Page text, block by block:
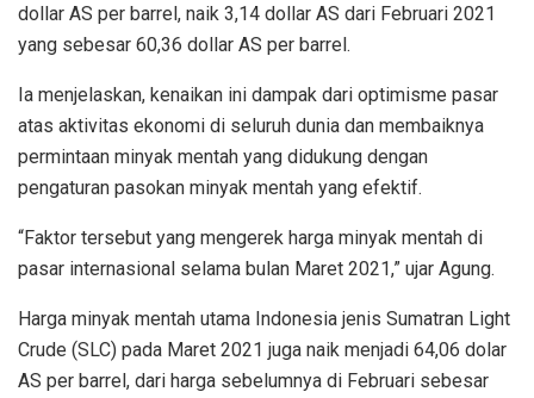
dollar AS per barrel, naik 3,14 dollar AS dari Februari 2021
yang sebesar 60,36 dollar AS per barrel.
Ia menjelaskan, kenaikan ini dampak dari optimisme pasar
atas aktivitas ekonomi di seluruh dunia dan membaiknya
permintaan minyak mentah yang didukung dengan
pengaturan pasokan minyak mentah yang efektif.
“Faktor tersebut yang mengerek harga minyak mentah di
pasar internasional selama bulan Maret 2021,” ujar Agung.
Harga minyak mentah utama Indonesia jenis Sumatran Light
Crude (SLC) pada Maret 2021 juga naik menjadi 64,06 dolar
AS per barrel, dari harga sebelumnya di Februari sebesar